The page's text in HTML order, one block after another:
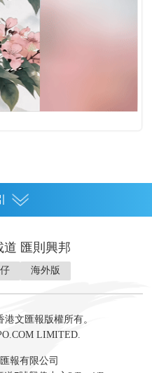
財評 數字經濟
經湋論
道 匯則興邦
海外版
文匯報版權所有。
LIMITED.
報有限公司